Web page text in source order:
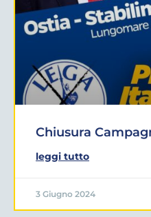
Chiusura
leggi tutto
3 Giugno 2024